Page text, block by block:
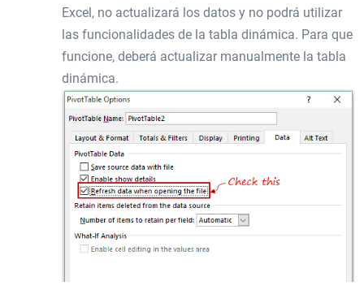
Excel, no actualizará los datos y no podrá utilizar
las funcionalidades de la tabla dinámica. Para que
funcione, deberá actualizar manualmente la tabla
dinámica.